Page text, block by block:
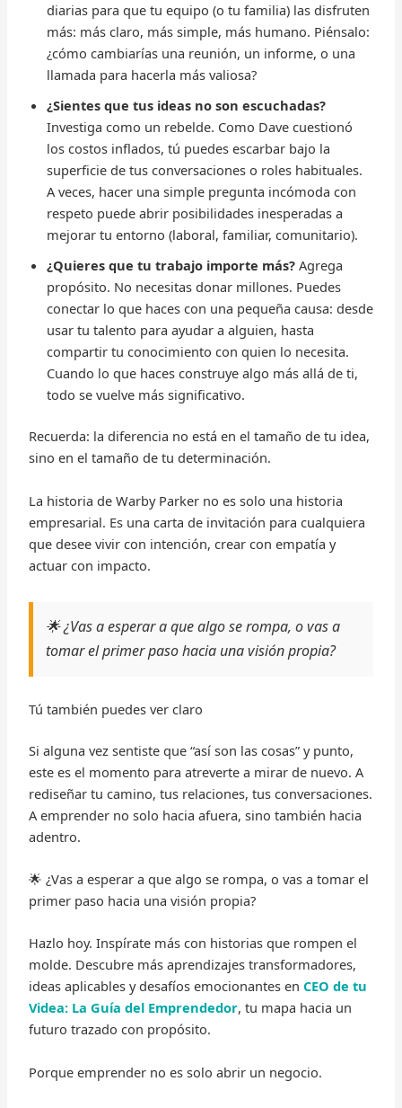
diarias para que tu equipo (o tu familia) las disfruten
más: más claro, más simple, más humano. Piénsalo:
¿cómo cambiarías una reunión, un informe, o una
llamada para hacerla más valiosa?
¿Sientes que tus ideas no son escuchadas?
Investiga como un rebelde. Como Dave cuestionó
los costos inflados, tú puedes escarbar bajo la
superficie de tus conversaciones o roles habituales.
A veces, hacer una simple pregunta incómoda con
respeto puede abrir posibilidades inesperadas a
mejorar tu entorno (laboral, familiar, comunitario).
¿Quieres que tu trabajo importe más?Agrega
propósito. No necesitas donar millones. Puedes
conectar lo que haces con una pequeña causa: desde
usar tu talento para ayudar a alguien, hasta
compartir tu conocimiento con quien lo necesita.
Cuando lo que haces construye algo más allá de ti,
todo se vuelve más significativo.
Recuerda: la diferencia no está en el tamaño de tu idea,
sino en el tamaño de tu determinación.
La historia de Warby Parker no es solo una historia
empresarial. Es una carta de invitación para cualquiera
que desee vivir con intención, crear con empatía y
actuar con impacto.
🌟 ¿Vas a esperar a que algo se rompa, o vas a
tomar el primer paso hacia una visión propia?
Tú también puedes ver claro
Si alguna vez sentiste que “así son las cosas” y punto,
este es el momento para atreverte a mirar de nuevo. A
rediseñar tu camino, tus relaciones, tus conversaciones.
A emprender no solo hacia afuera, sino también hacia
adentro.
🌟 ¿Vas a esperar a que algo se rompa, o vas a tomar el
primer paso hacia una visión propia?
Hazlo hoy. Inspírate más con historias que rompen el
molde. Descubre más aprendizajes transformadores,
ideas aplicables y desafíos emocionantes en CEO de tu
Videa: La Guía del Emprendedor, tu mapa hacia un
futuro trazado con propósito.
Porque emprender no es solo abrir un negocio.